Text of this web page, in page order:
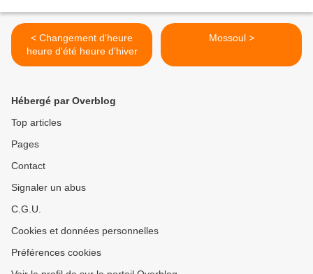
< Changement d'heure
heure d'été heure d'hiver
Mossoul >
Hébergé par Overblog
Top articles
Pages
Contact
Signaler un abus
C.G.U.
Cookies et données personnelles
Préférences cookies